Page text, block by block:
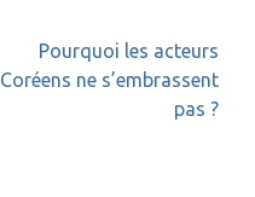
Pourquoi les acteurs
Coréens ne s’embrassent
pas ?